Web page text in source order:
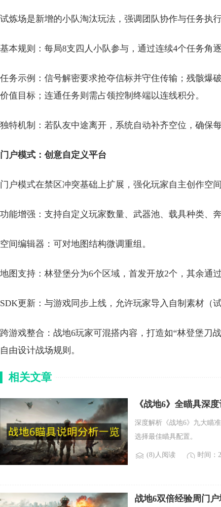
试炼场是新增的小队淘汰玩法，强调团队协作与任务执
基本规则：每局8支四人小队参与，通过连续4个任务角
任务示例：信号解密要求抢夺信标并守住传输；残骸爆
价值目标；连通任务则需占领控制终端以连线积分。
独特机制：若队友中途离开，系统自动补齐空位，确保
门户模式：创意自定义平台
门户模式在禁区冲突基础上扩展，强化玩家自主创作空
功能增强：支持自定义玩家数量、武器池、载具种类、
空间编辑器：可对地图结构微调重组。
地图支持：林登堡分为6个区域，首发开放2个，其余通
SDK更新：与游戏同步上线，允许玩家导入自制素材（
跨游戏整合：战地6玩家可混搭内容，打造如“林登堡刀
自由设计战场规则。
相关文章
《战地6》全瞄具深
深度解析《战地6》九大瞄
选择最佳瞄具配置。
(8)人阅读 时间：
战地6双倍经验周门